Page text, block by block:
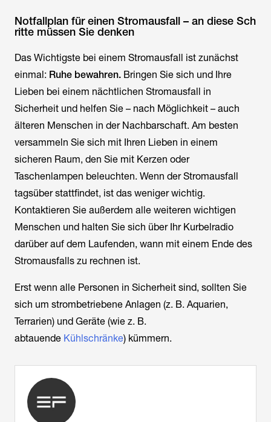
Notfallplan für einen Stromausfall – an diese Sch
ritte müssen Sie denken
Das Wichtigste bei einem Stromausfall ist zunächst
einmal: Ruhe bewahren. Bringen Sie sich und Ihre
Lieben bei einem nächtlichen Stromausfall in
Sicherheit und helfen Sie – nach Möglichkeit – auch
älteren Menschen in der Nachbarschaft. Am besten
versammeln Sie sich mit Ihren Lieben in einem
sicheren Raum, den Sie mit Kerzen oder
Taschenlampen beleuchten. Wenn der Stromausfall
tagsüber stattfindet, ist das weniger wichtig.
Kontaktieren Sie außerdem alle weiteren wichtigen
Menschen und halten Sie sich über Ihr Kurbelradio
darüber auf dem Laufenden, wann mit einem Ende des
Stromausfalls zu rechnen ist.
Erst wenn alle Personen in Sicherheit sind, sollten Sie
sich um strombetriebene Anlagen (z. B. Aquarien,
Terrarien) und Geräte (wie z. B.
abtauende Kühlschränke) kümmern.